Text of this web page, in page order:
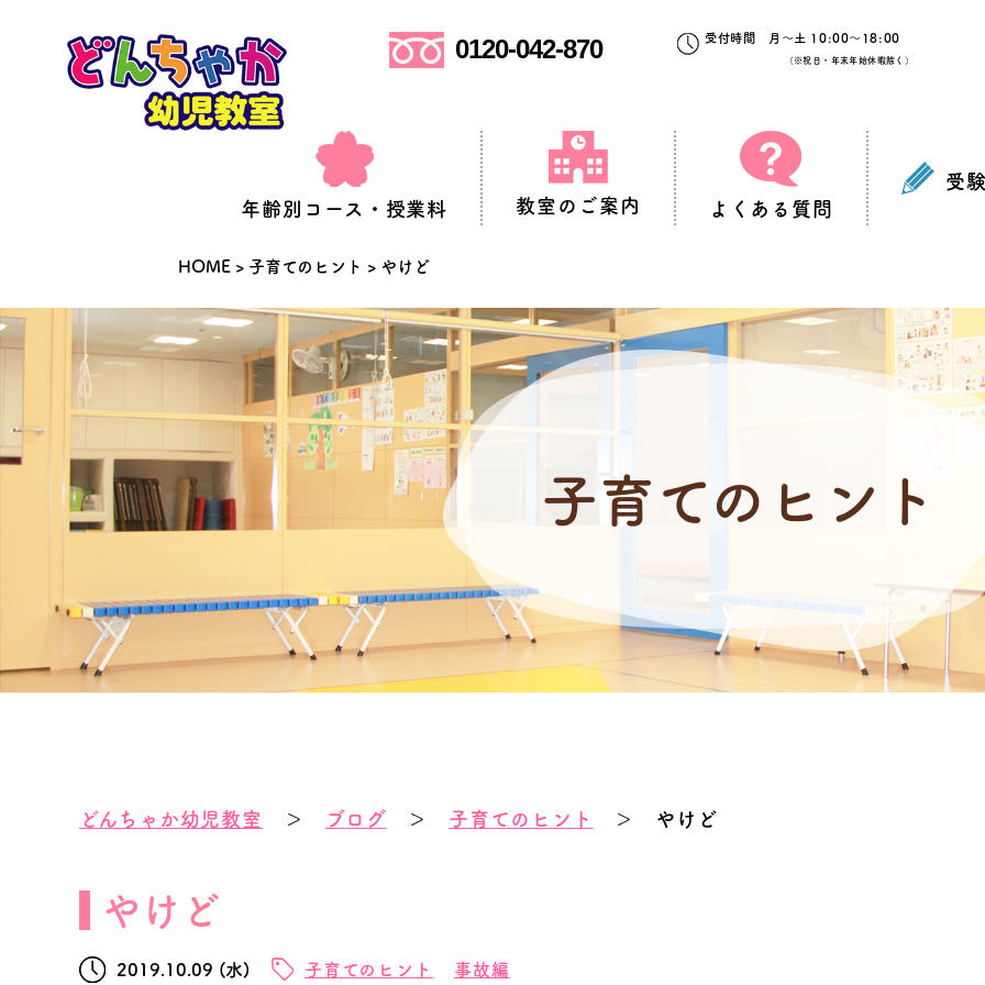
0120-042-870 受付時間 月～土 10:00～18:00
（※祝日・年末年始休暇除く）
年齢別コース・授業料 教室のご案内 よくある質問
受
HOME > 子育てのヒント > やけど
子育てのヒント
どんちゃか幼児教室 ＞ ブログ ＞ 子育てのヒント ＞ やけど
やけど
2019.10.09 (水) 子育てのヒント 事故編